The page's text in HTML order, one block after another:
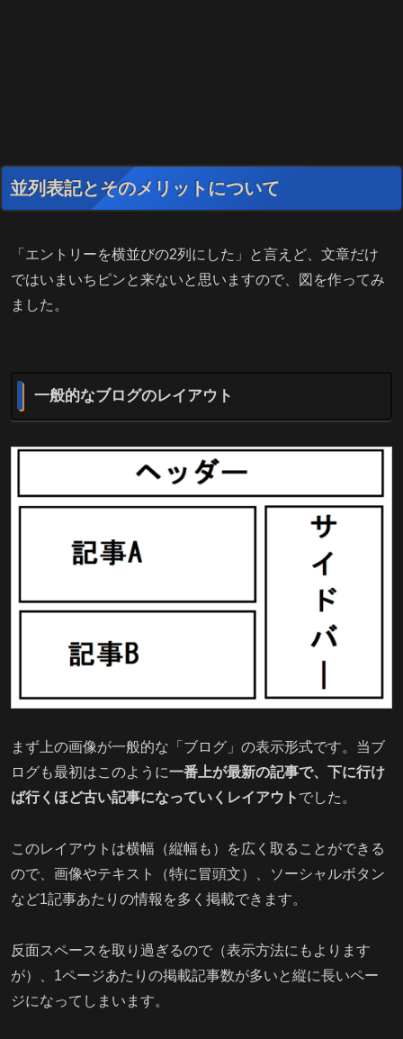
並列表記とそのメリットについて
「エントリーを横並びの2列にした」と言えど、文章だけ
ではいまいちピンと来ないと思いますので、図を作ってみ
ました。
一般的なブログのレイアウト
まず上の画像が一般的な「ブログ」の表示形式です。当ブ
ログも最初はこのように一番上が最新の記事で、下に行け
ば行くほど古い記事になっていくレイアウト でした。
このレイアウトは横幅（縦幅も）を広く取ることができる
ので、画像やテキスト（特に冒頭文）、ソーシャルボタン
など1記事あたりの情報を多く掲載できます。
反面スペースを取り過ぎるので（表示方法にもよります
が）、1ページあたりの掲載記事数が多いと縦に長いペー
ジになってしまいます。